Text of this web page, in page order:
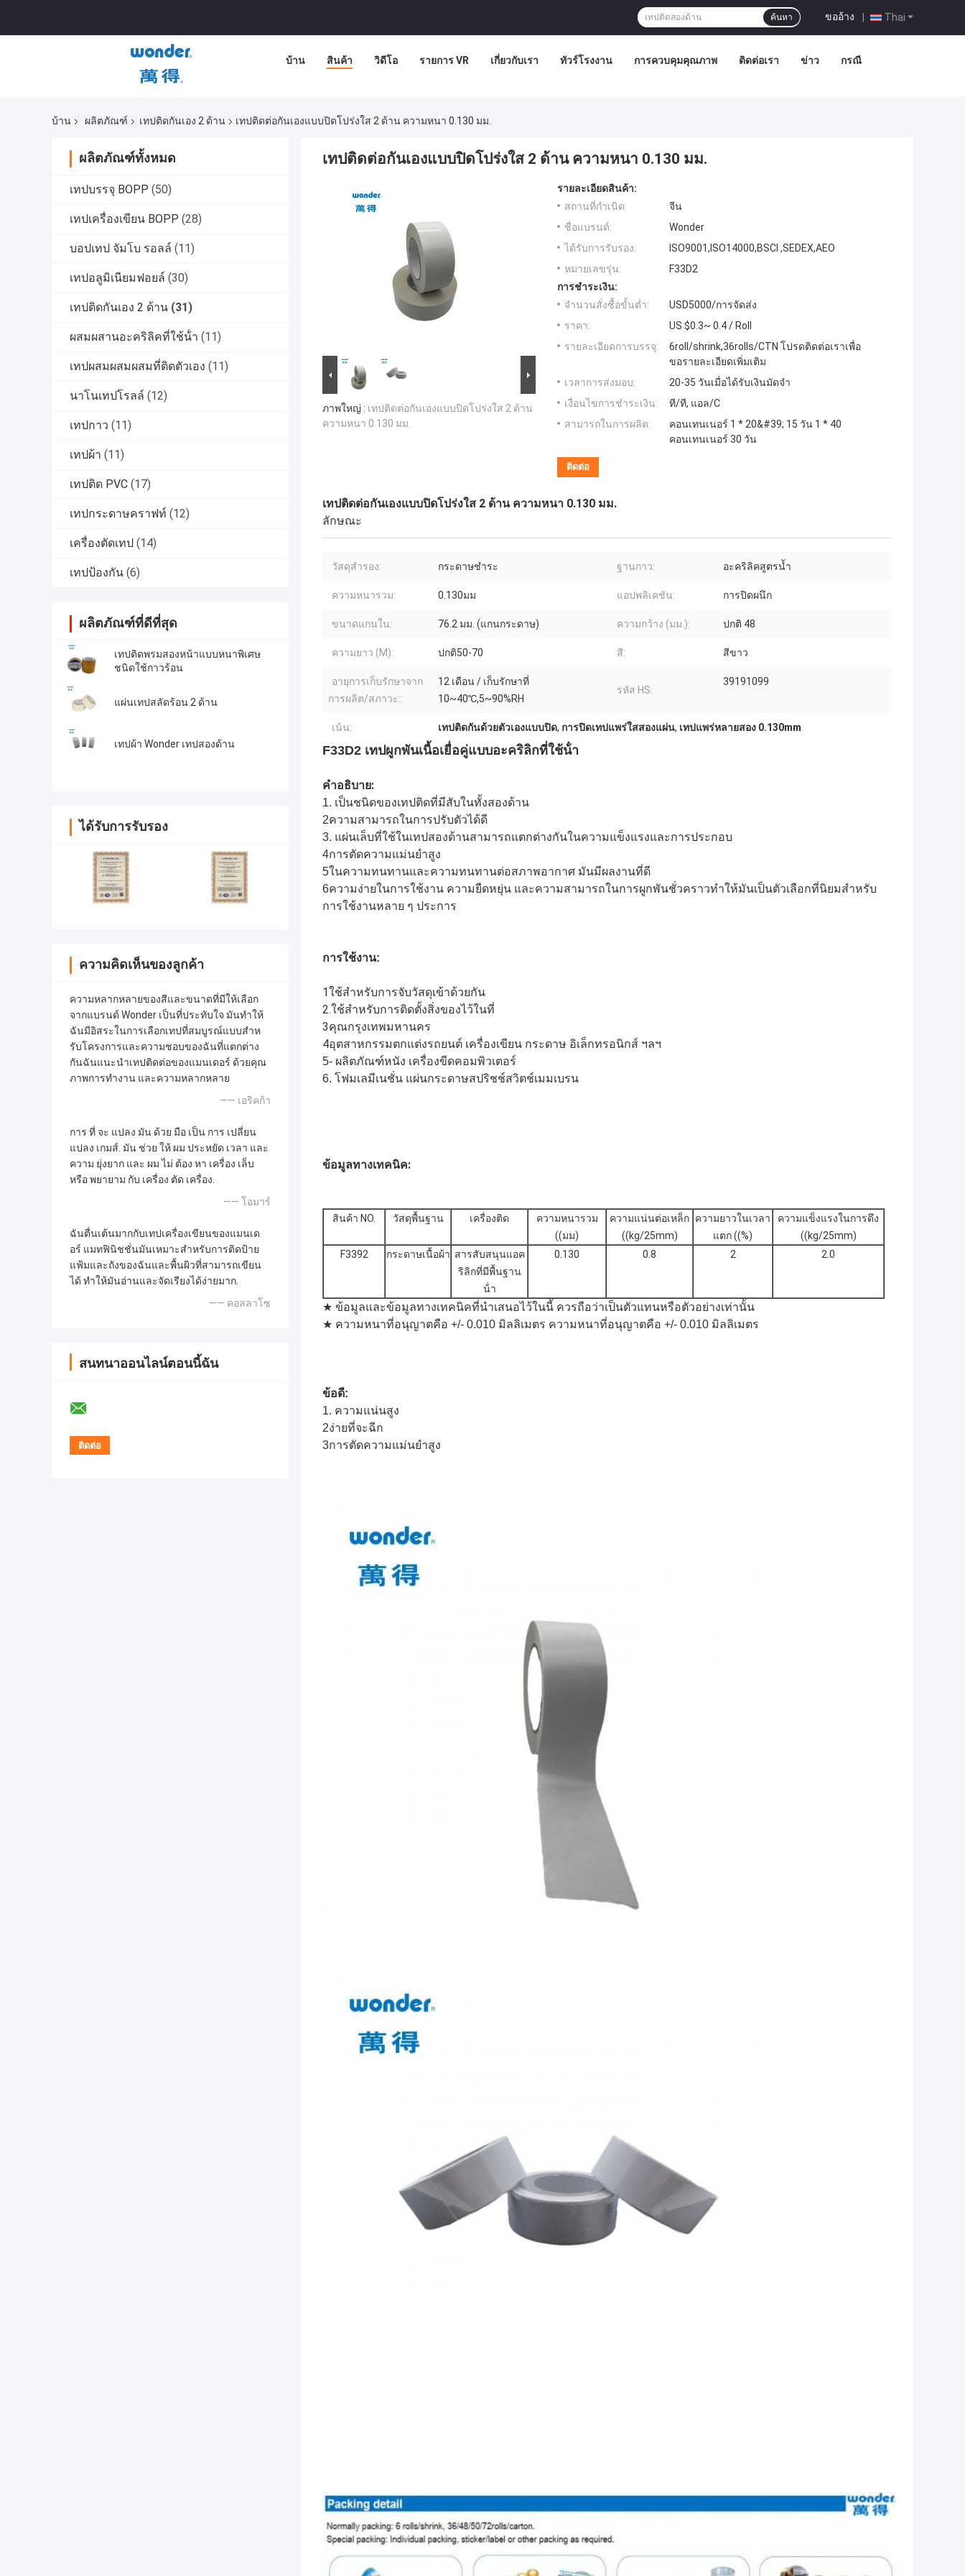
Thai
ขออ้าง |
ค้นหา
บ้าน สินค้า วิดีโอ รายการ VR เกี่ยวกับเรา ทัวร์โรงงาน การควบคุมคุณภาพ ติดต่อเรา ข่าว กรณี
บ้าน ผลิตภัณฑ์ เทปติดกันเอง 2 ด้าน เทปติดต่อกันเองแบบปิดโปร่งใส 2 ด้าน ความหนา 0.130 มม.
ผลิตภัณฑ์ทั้งหมด
เทปบรรจุ BOPP (50)
เทปเครื่องเขียน BOPP (28)
บอปเทป จัมโบ รอลล์ (11)
เทปอลูมิเนียมฟอยล์ (30)
เทปติดกันเอง 2 ด้าน (31)
ผสมผสานอะคริลิคที่ใช้น้ํา (11)
เทปผสมผสมผสมที่ติดตัวเอง (11)
นาโนเทปโรลล์ (12)
เทปกาว (11)
เทปผ้า (11)
เทปติด PVC (17)
เทปกระดาษคราฟท์ (12)
เครื่องตัดเทป (14)
เทปป้องกัน (6)
ผลิตภัณฑ์ที่ดีที่สุด
เทปติดพรมสองหน้าแบบหนาพิเศษ
ชนิดใช้กาวร้อน
แผ่นเทปสลัดร้อน 2 ด้าน
เทปผ้า Wonder เทปสองด้าน
ได้รับการรับรอง
ความคิดเห็นของลูกค้า
ความหลากหลายของสีและขนาดที่มีให้เลือก
จากแบรนด์ Wonder เป็นที่ประทับใจ มันทําให้
ฉันมีอิสระในการเลือกเทปที่สมบูรณ์แบบสําห
รับโครงการและความชอบของฉันที่แตกต่าง
กันฉันแนะนําเทปติดต่อของแมนเดอร์ ด้วยคุณ
ภาพการทํางาน และความหลากหลาย
—— เอริคก้า
การ ที่ จะ แปลง มัน ด้วย มือ เป็น การ เปลี่ยน
แปลง เกมส์. มัน ช่วย ให้ ผม ประหยัด เวลา และ
ความ ยุ่งยาก และ ผม ไม่ ต้อง หา เครื่อง เล็บ
หรือ พยายาม กับ เครื่อง ตัด เครื่อง.
—— โอมาร์
ฉันตื่นเต้นมากกับเทปเครื่องเขียนของแมนเด
อร์ แมทฟินิชชั่นมันเหมาะสําหรับการติดป้าย
แฟ้มและถังของฉันและพื้นผิวที่สามารถเขียน
ได้ ทําให้มันอ่านและจัดเรียงได้ง่ายมาก.
—— คอลลาโซ
สนทนาออนไลน์ตอนนี้ฉัน
เทปติดต่อกันเองแบบปิดโปร่งใส 2 ด้าน ความหนา 0.130 มม.
ภาพใหญ่ : เทปติดต่อกันเองแบบปิดโปร่งใส 2 ด้าน
ความหนา 0.130 มม.
รายละเอียดสินค้า:
สถานที่กำเนิด:
จีน
ชื่อแบรนด์:
Wonder
ได้รับการรับรอง:
ISO9001,ISO14000,BSCI ,SEDEX,AEO
หมายเลขรุ่น:
F33D2
การชำระเงิน:
จำนวนสั่งซื้อขั้นต่ำ:
USD5000/การจัดส่ง
ราคา:
US $0.3~ 0.4 / Roll
รายละเอียดการบรรจุ:
6roll/shrink,36rolls/CTN โปรดติดต่อเราเพื่อ
ขอรายละเอียดเพิ่มเติม
เวลาการส่งมอบ:
20-35 วันเมื่อได้รับเงินมัดจำ
เงื่อนไขการชำระเงิน:
ที/ที, แอล/C
สามารถในการผลิต:
คอนเทนเนอร์ 1 * 20&#39; 15 วัน 1 * 40
คอนเทนเนอร์ 30 วัน
ติดต่อ
เทปติดต่อกันเองแบบปิดโปร่งใส 2 ด้าน ความหนา 0.130 มม.
ลักษณะ
วัสดุสำรอง: กระดาษชำระ ฐานกาว: อะคริลิคสูตรน้ำ
ความหนารวม: 0.130มม แอปพลิเคชัน: การปิดผนึก
ขนาดแกนใน: 76.2 มม. (แกนกระดาษ) ความกว้าง (มม.): ปกติ 48
ความยาว (M): ปกติ50-70 สี: สีขาว
อายุการเก็บรักษาจาก
การผลิต/สภาวะ::
12 เดือน / เก็บรักษาที่
10~40℃,5~90%RH
รหัส HS:
39191099
เน้น: เทปติดกันด้วยตัวเองแบบปิด, การปิดเทปแพร่ใสสองแผ่น, เทปแพร่หลายสอง 0.130mm
F33D2 เทปผูกพันเนื้อเยื่อคู่แบบอะคริลิกที่ใช้น้ํา
คําอธิบาย:
1. เป็นชนิดของเทปติดที่มีสับในทั้งสองด้าน
2ความสามารถในการปรับตัวได้ดี
3. แผ่นเล็บที่ใช้ในเทปสองด้านสามารถแตกต่างกันในความแข็งแรงและการประกอบ
4การตัดความแม่นยําสูง
5ในความทนทานและความทนทานต่อสภาพอากาศ มันมีผลงานที่ดี
6ความง่ายในการใช้งาน ความยืดหยุ่น และความสามารถในการผูกพันชั่วคราวทําให้มันเป็นตัวเลือกที่นิยมสําหรับ
การใช้งานหลาย ๆ ประการ
การใช้งาน:
1ใช้สําหรับการจับวัสดุเข้าด้วยกัน
2.ใช้สําหรับการติดตั้งสิ่งของไว้ในที่
3คุณกรุงเทพมหานคร
4อุตสาหกรรมตกแต่งรถยนต์ เครื่องเขียน กระดาษ อิเล็กทรอนิกส์ ฯลฯ
5- ผลิตภัณฑ์หนัง เครื่องขีดคอมพิวเตอร์
6. โฟมเลมีเนชั่น แผ่นกระดาษสปริชช์สวิตช์เมมเบรน
ข้อมูลทางเทคนิค:
สินค้า NO. วัสดุพื้นฐาน เครื่องติด
ความหนารวม
((มม)
ความแน่นต่อเหล็ก
((kg/25mm)
ความยาวในเวลา
แตก ((%)
ความแข็งแรงในการดึง
((kg/25mm)
F3392
กระดาษเนื้อผ้า สารสับสนุนแอค
ริลิกที่มีพื้นฐาน
น้ํา
0.130 0.8 2 2.0
★ ข้อมูลและข้อมูลทางเทคนิคที่นําเสนอไว้ในนี้ ควรถือว่าเป็นตัวแทนหรือตัวอย่างเท่านั้น
★ ความหนาที่อนุญาตคือ +/- 0.010 มิลลิเมตร ความหนาที่อนุญาตคือ +/- 0.010 มิลลิเมตร
ข้อดี:
1. ความแน่นสูง
2ง่ายที่จะฉีก
3การตัดความแม่นยําสูง